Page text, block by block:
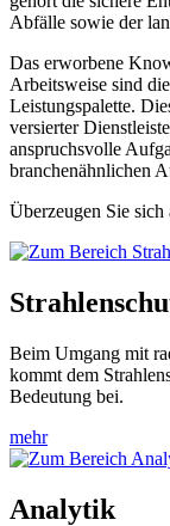
Abfälle sowie der
Das erworbene
Arbeitsweise sind
Leistungspalette.
versierter
anspruchsvolle
branchenähnlichen
Überzeugen Sie sich
Beim Umgang mit
kommt dem
Bedeutung bei.
mehr
Analytik